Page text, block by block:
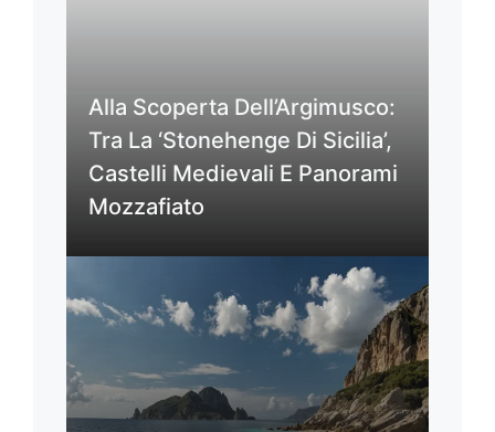
Alla Scoperta Dell’Argimusco:
Tra La ‘Stonehenge Di Sicilia’,
Castelli Medievali E Panorami
Mozzafiato